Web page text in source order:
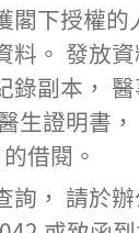
閣下授權的
料。 發放
錄副本，
生證明書
借閱。
詢， 請於